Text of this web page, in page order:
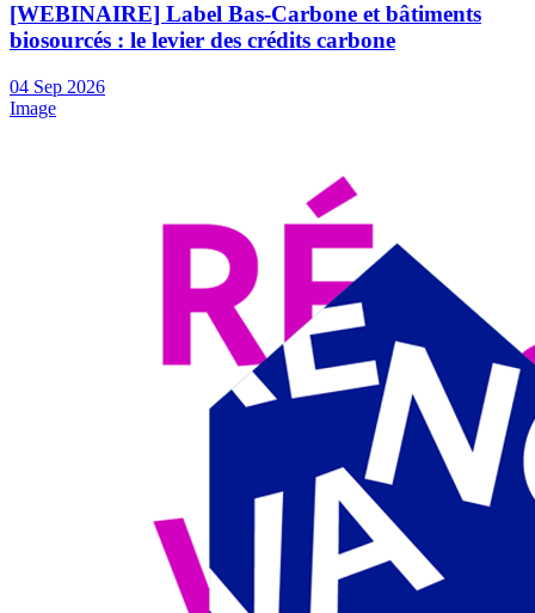
[WEBINAIRE] Label Bas-Carbone et bâtiments
biosourcés : le levier des crédits carbone
04 Sep 2026
Image